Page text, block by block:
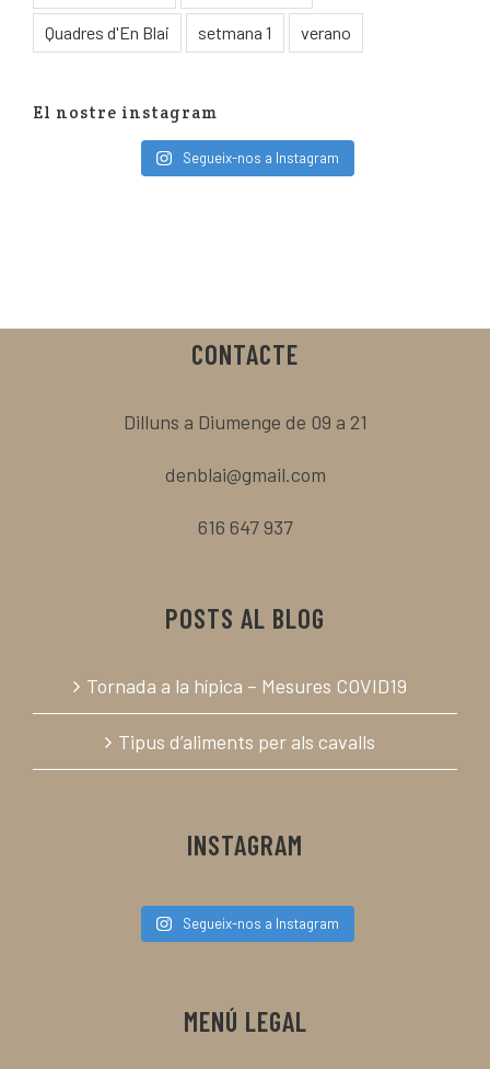
Quadres d'En Blai setmana 1 verano
El nostre instagram
Segueix-nos a Instagram
CONTACTE
Dilluns a Diumenge de 09 a 21
denblai@gmail.com
616 647 937
POSTS AL BLOG
Tornada a la hípica – Mesures COVID19
Tipus d’aliments per als cavalls
INSTAGRAM
Segueix-nos a Instagram
MENÚ LEGAL